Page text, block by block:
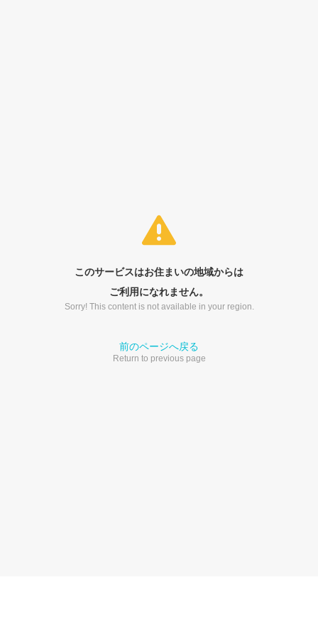
このサービスはお住まいの地域からは
ご利用になれません。
Sorry! This content is not available in your region.
前のページへ戻る
Return to previous page